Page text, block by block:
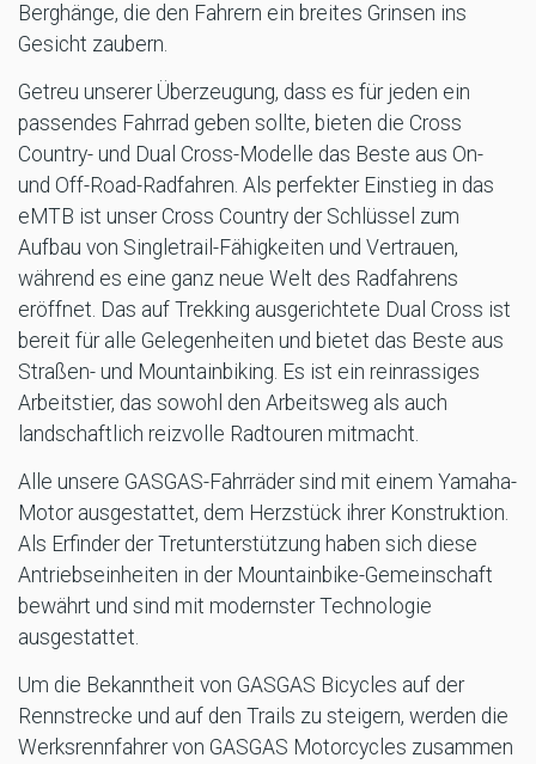
Berghänge, die den Fahrern ein breites Grinsen ins
Gesicht zaubern.
Getreu unserer Überzeugung, dass es für jeden ein
passendes Fahrrad geben sollte, bieten die Cross
Country- und Dual Cross-Modelle das Beste aus On-
und Off-Road-Radfahren. Als perfekter Einstieg in das
eMTB ist unser Cross Country der Schlüssel zum
Aufbau von Singletrail-Fähigkeiten und Vertrauen,
während es eine ganz neue Welt des Radfahrens
eröffnet. Das auf Trekking ausgerichtete Dual Cross ist
bereit für alle Gelegenheiten und bietet das Beste aus
Straßen- und Mountainbiking. Es ist ein reinrassiges
Arbeitstier, das sowohl den Arbeitsweg als auch
landschaftlich reizvolle Radtouren mitmacht.
Alle unsere GASGAS-Fahrräder sind mit einem Yamaha-
Motor ausgestattet, dem Herzstück ihrer Konstruktion.
Als Erfinder der Tretunterstützung haben sich diese
Antriebseinheiten in der Mountainbike-Gemeinschaft
bewährt und sind mit modernster Technologie
ausgestattet.
Um die Bekanntheit von GASGAS Bicycles auf der
Rennstrecke und auf den Trails zu steigern, werden die
Werksrennfahrer von GASGAS Motorcycles zusammen